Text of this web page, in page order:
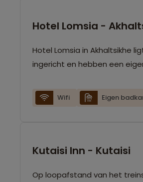
Hotel Lomsia -
Hotel Lomsia in Akhaltsikhe
ingericht en hebben een
Wifi Eigen
Kutaisi Inn - Kutaisi
Op loopafstand van het